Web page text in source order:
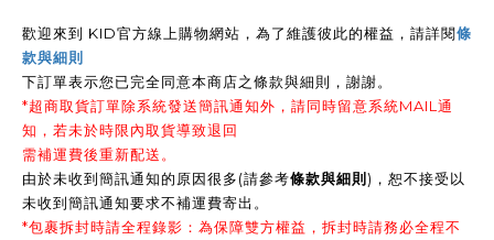
歡迎來到 KID官方線上購物網站，為了維護彼此的權益，請詳閱條
款與細則
下訂單表示您已完全同意本商店之條款與細則，謝謝。
*超商取貨訂單除系統發送簡訊通知外，請同時留意系統MAIL通
知，若未於時限內取貨導致退回
需補運費後重新配送。
由於未收到簡訊通知的原因很多(請參考條款與細則 )，恕不接受以
未收到簡訊通知要求不補運費寄出。
*包裹拆封時請全程錄影：為保障雙方權益，拆封時請務必全程不